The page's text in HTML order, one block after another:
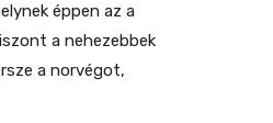
éppen az a
a nehezebbek
a norvégot,